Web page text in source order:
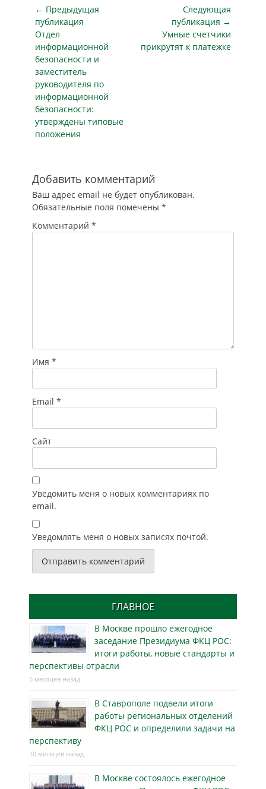
Москве в разы
снизило число
преступлений и
дорожно-
транспортных
происшествий,
сообщил мэр
столицы Сергей
Собянин. "Во
многом благодаря
информационным
технологиям
безопасных
городов…
Навигация
по
записям
← Предыдущая
публикация
Предыдущая
публикация
Отдел
информационной
безопасности и
заместитель
руководителя по
информационной
безопасности:
утверждены типовые
положения
Следующая
публикация →
Следующая
публикация
Умные счетчики
прикрутят к платежке
Добавить комментарий
Ваш адрес email не будет опубликован.
Обязательные поля помечены *
Комментарий *
Имя *
Email *
Сайт
Уведомить меня о новых комментариях по
email.
Уведомлять меня о новых записях почтой.
ГЛАВНОЕ
В Москве прошло ежегодное
заседание Президиума ФКЦ РОС:
итоги работы, новые стандарты и
перспективы отрасли
5 месяцев назад
В Ставрополе подвели итоги
работы региональных отделений
ФКЦ РОС и определили задачи на
перспективу
10 месяцев назад
В Москве состоялось ежегодное